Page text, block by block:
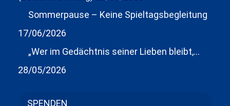
Sommerpause – Keine Spieltagsbegleitung
17/06/2026
„Wer im Gedächtnis seiner Lieben bleibt,…
28/05/2026
SPENDEN